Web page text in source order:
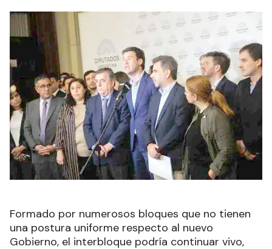
Formado por numerosos bloques que no tienen
una postura uniforme respecto al nuevo
Gobierno, el interbloque podría continuar vivo,